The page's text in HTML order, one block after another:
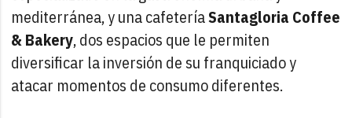
mediterránea, y una cafeteríaSantagloria Coffee
& Bakery, dos espacios que le permiten
diversificar la inversión de su franquiciado y
atacar momentos de consumo diferentes.